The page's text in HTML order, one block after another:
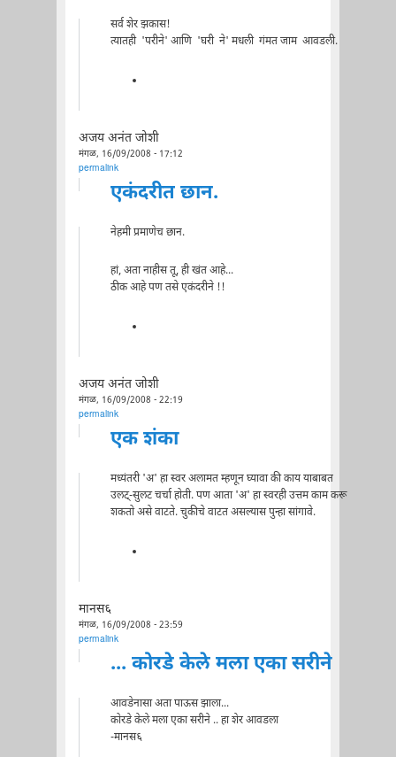
सर्व शेर झकास!
त्यातही 'परीने' आणि 'घरी ने' मधली गंमत जाम आवडली.
अजय अनंत जोशी
मंगळ, 16/09/2008 - 17:12
permalink
एकंदरीत छान.
नेहमी प्रमाणेच छान.
हां, अता नाहीस तू, ही खंत आहे...
ठीक आहे पण तसे एकंदरीने !!
अजय अनंत जोशी
मंगळ, 16/09/2008 - 22:19
permalink
एक शंका
मध्यंतरी 'अ' हा स्वर अलामत म्हणून घ्यावा की काय याबाबत
उलट्-सुलट चर्चा होती. पण आता 'अ' हा स्वरही उत्तम काम करू
शकतो असे वाटते. चुकीचे वाटत असल्यास पुन्हा सांगावे.
मानस६
मंगळ, 16/09/2008 - 23:59
permalink
... कोरडे केले मला एका सरीने
आवडेनासा अता पाऊस झाला...
कोरडे केले मला एका सरीने .. हा शेर आवडला
-मानस६